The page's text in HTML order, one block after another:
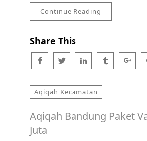
Continue Reading
Share This
Aqiqah Kecamatan
Aqiqah Bandung Paket
Juta